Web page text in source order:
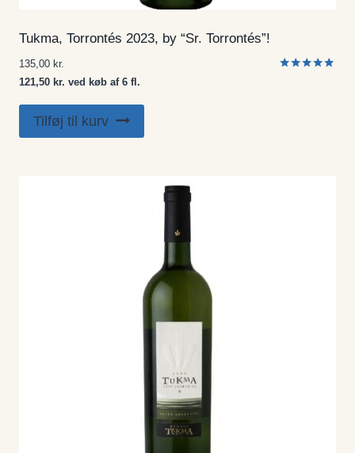
Tukma, Torrontés 2023, by “Sr. Torrontés”!
135,00 kr.
121,50 kr. ved køb af 6 fl.
Tilføj til kurv